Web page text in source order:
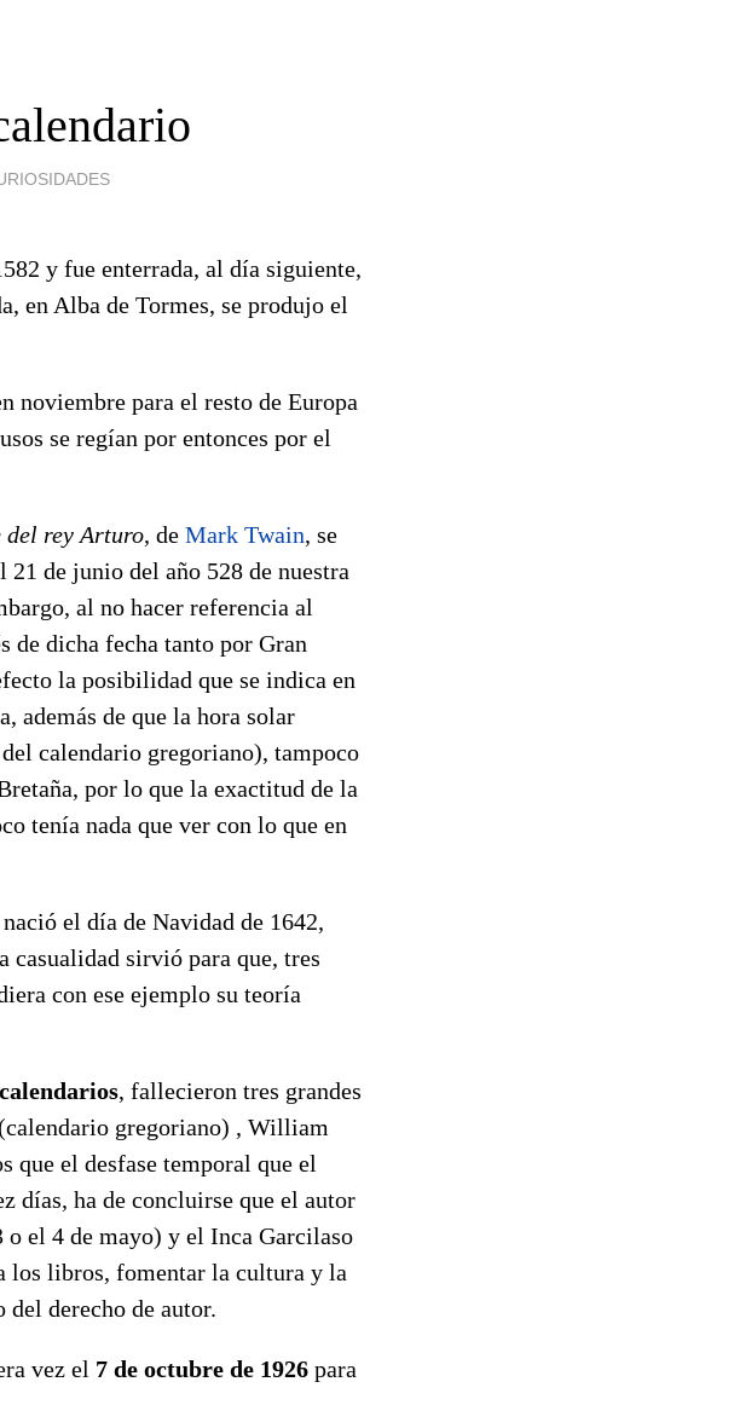
y fue enterrada, al día siguiente,
en Alba de Tormes, se produjo el
noviembre para el resto de Europa
se regían por entonces por el
del rey Arturo, de Mark Twain, se
de junio del año 528 de nuestra
al no hacer referencia al
de dicha fecha tanto por Gran
la posibilidad que se indica en
además de que la hora solar
calendario gregoriano), tampoco
por lo que la exactitud de la
tenía nada que ver con lo que en
el día de Navidad de 1642,
sirvió para que, tres
con ese ejemplo su teoría
, fallecieron tres grandes
gregoriano) , William
que el desfase temporal que el
días, ha de concluirse que el autor
el 4 de mayo) y el Inca Garcilaso
los libros, fomentar la cultura y la
derecho de autor.
vez el 7 de octubre de 1926 para